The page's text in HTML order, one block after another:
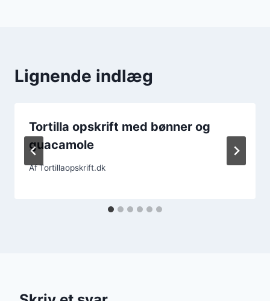
Lignende indlæg
Tortilla opskrift med bønner og
guacamole
AfTortillaopskrift.dk